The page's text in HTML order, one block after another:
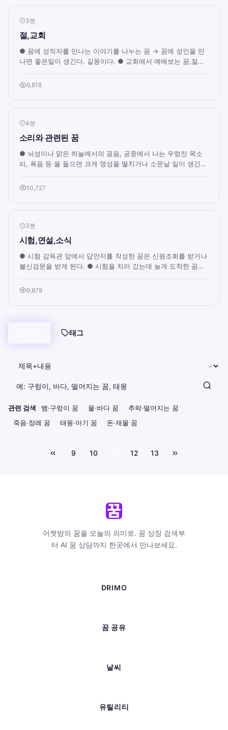
3분
절,교회
● 꿈에 성직자를 만나는 이야기를 나누는 꿈 → 꿈에 성인을 만
나면 좋은일이 생긴다. 길몽이다. ● 교회에서 예배보는 꿈,절에
9,818
4분
소리와 관련된 꿈
● 뇌성이나 맑은 하늘에서의 굉음, 공중에서 나는 우렁찬 목소
리, 폭음 등 을 들으면 크게 명성을 떨치거나 소문날 일이 생긴
10,727
3분
시험,연설,소식
● 시험 감독관 앞에서 답안지를 작성한 꿈은 신원조회를 받거나
불신검문을 받게 된다. ● 시험을 치러 갔는데 늦게 도착한 꿈은
9,879
태그
관련 검색 뱀·구렁이 꿈 물·바다 꿈
추락·떨어지는 꿈
죽음·장례 꿈
태몽·아기 꿈 돈·재물 꿈
9 10 12 13
어젯밤의 꿈을 오늘의 의미로. 꿈 상징 검색부
터 AI 꿈 상담까지 한곳에서 만나보세요.
DRIMO
꿈 공유
날씨
유틸리티